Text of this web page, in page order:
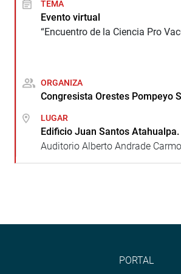
TEMA
Evento virtual
“Encuentro de la Ciencia Pro
ORGANIZA
Congresista Orestes Pompeyo
LUGAR
Edificio Juan Santos Atahualpa.
Auditorio Alberto Andrade
PORTAL